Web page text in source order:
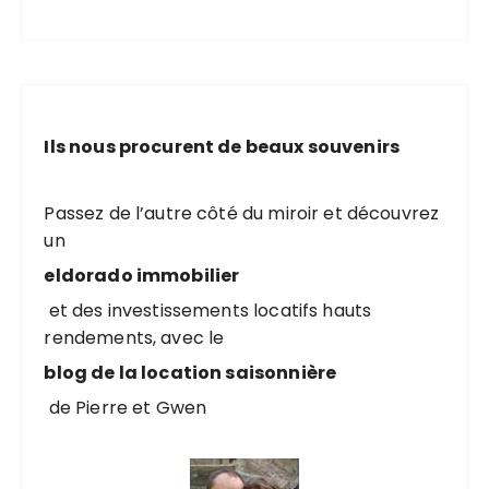
Ils nous procurent de beaux souvenirs
Passez de l’autre côté du miroir et découvrez
un
eldorado immobilier
et des investissements locatifs hauts
rendements, avec le
blog de la location saisonnière
de Pierre et Gwen